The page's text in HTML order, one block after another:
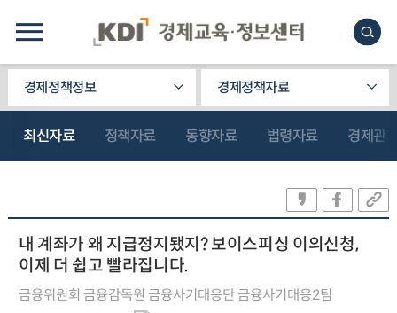
경제정책정보 경제정책자료
최신자료 정책자료 동향자료 법령자료 경제관
내 계좌가 왜 지급정지됐지? 보이스피싱 이의신청,
이제 더 쉽고 빨라집니다.
금융위원회 금융감독원 금융사기대응단 금융사기대응2팀